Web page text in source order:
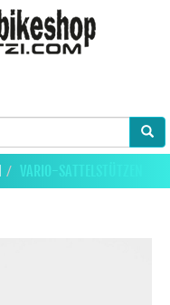
VARIO-SATTELSTÜTZEN